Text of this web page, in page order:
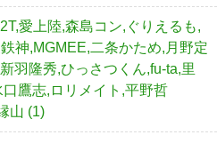
愛上陸,森島コン,ぐりえるも,
神,MGMEE,二条かため,月野定
羽隆秀,ひっさつくん,fu-ta,里
鷹志,ロリメイト,平野哲
山 (1)